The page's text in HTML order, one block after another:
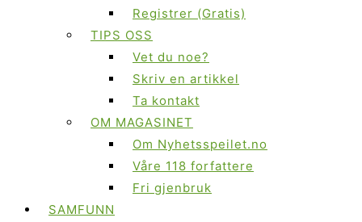
Registrer (Gratis)
TIPS OSS
Vet du noe?
Skriv en artikkel
Ta kontakt
OM MAGASINET
Om Nyhetsspeilet.no
Våre 118 forfattere
Fri gjenbruk
SAMFUNN